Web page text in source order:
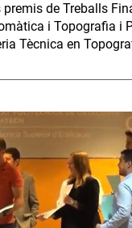
de Treballs
i Topografia i
Tècnica en